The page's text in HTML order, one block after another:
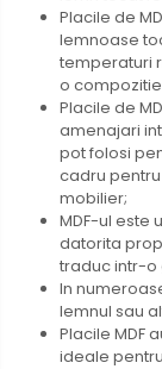
Placile de
lemnoase
temperaturi
o
Placile de
amenajari
pot folosi
cadru
mobilier;
MDF-ul este
datorita
traduc intr-o
In
lemnul sau
Placile MDF
ideale